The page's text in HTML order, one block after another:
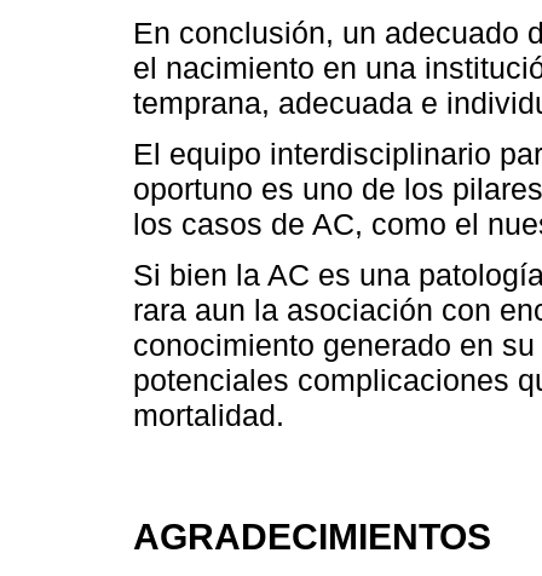
En conclusión, un adecuado
el nacimiento en una
temprana, adecuada e
El equipo interdisciplinario
oportuno es uno de los
los casos de AC, como el
Si bien la AC es una
rara aun la asociación con
conocimiento generado en
potenciales complicaciones
mortalidad.
AGRADECIMIENTOS